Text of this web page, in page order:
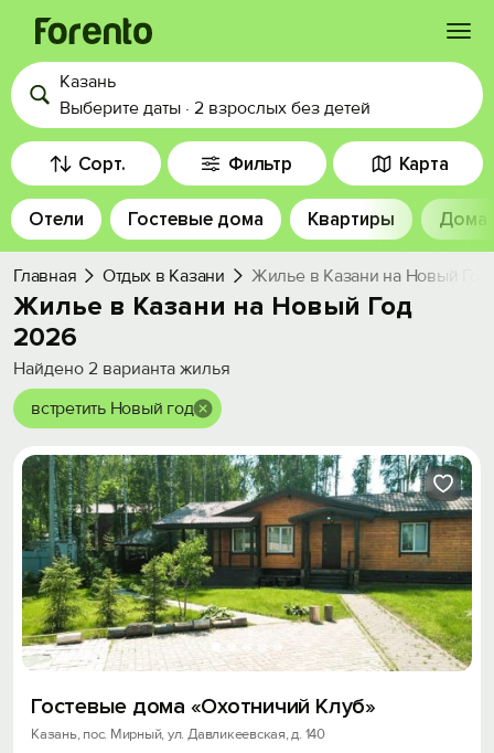
Войти
Избранное
История просмотра
Добавить свой объект
Казань
Выберите даты · 2 взрослых без детей
Сорт. Фильтр Карта
Отели Гостевые дома Квартиры Дома
Главная Отдых в Казани Жилье в Казани на Новый Год
Жилье в Казани на Новый Год
2026
Найдено 2 варианта жилья
встретить Новый год
Гостевые дома «Охотничий Клуб»
Казань, пос. Мирный, ул. Давликеевская, д. 140